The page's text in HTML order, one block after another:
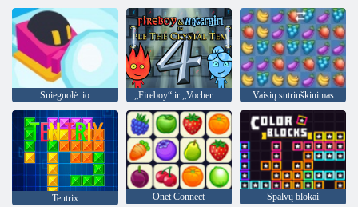
Snieguolė. io „Fireboy“ ir „Vochergirl 4“: „Crystal Temple“ Vaisių sutriuškinimas
Tentrix Onet Connect Spalvų blokai